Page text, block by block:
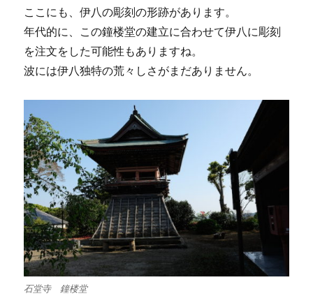
ここにも、伊八の彫刻の形跡があります。
年代的に、この鐘楼堂の建立に合わせて伊八に彫刻
を注文をした可能性もありますね。
波には伊八独特の荒々しさがまだありません。
石堂寺 鐘楼堂